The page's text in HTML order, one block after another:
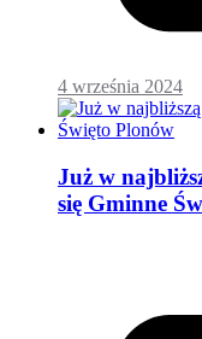
4 września 2024
Już w
się Gminne